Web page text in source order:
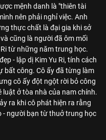
mệnh danh là "thiên tài
nên phải nghỉ việc. Anh
thực chất là đại gia khi sở
cũng là người đã ôm mối
từ những năm trung học.
- lập dị Kim Yu Ri, tính cách
bất công. Cô ấy đã từng làm
cô ấy đột ngột rời bỏ công
luật ở tòa nhà của nam chính.
ra khi cô phát hiện ra rằng
- người bạn từ thuở trung học